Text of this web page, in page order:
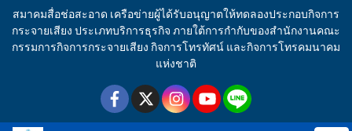
สมาคมสื่อช่อสะอาด เครือข่ายผู้ได้รับอนุญาตให้ทดลองประกอบกิจการ
กระจายเสียง ประเภทบริการธุรกิจ ภายใต้การกำกับของสำนักงานคณะ
กรรมการกิจการกระจายเสียง กิจการโทรทัศน์ และกิจการโทรคมนาคม
แห่งชาติ